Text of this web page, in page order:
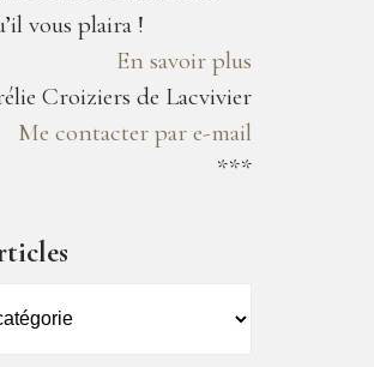
vous plaira !
En savoir plus
Croiziers de Lacvivier
Me contacter par e-mail
***